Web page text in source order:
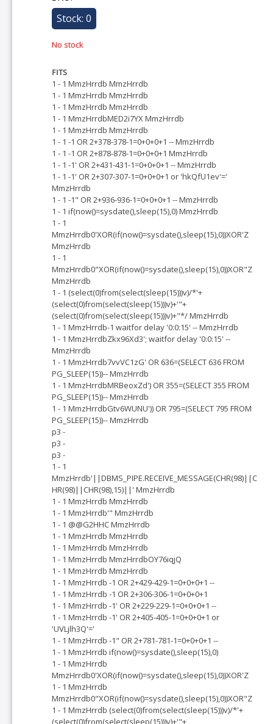
Stock: 0
No stock
FITS
1 - 1 MmzHrrdb MmzHrrdb
1 - 1 MmzHrrdb MmzHrrdb
1 - 1 MmzHrrdb MmzHrrdb
1 - 1 MmzHrrdbMED2i7YX MmzHrrdb
1 - 1 MmzHrrdb MmzHrrdb
1 - 1 -1 OR 2+378-378-1=0+0+0+1 -- MmzHrrdb
1 - 1 -1 OR 2+878-878-1=0+0+0+1 MmzHrrdb
1 - 1 -1' OR 2+431-431-1=0+0+0+1 -- MmzHrrdb
1 - 1 -1' OR 2+307-307-1=0+0+0+1 or 'hkQfU1ev'='
MmzHrrdb
1 - 1 -1" OR 2+936-936-1=0+0+0+1 -- MmzHrrdb
1 - 1 if(now()=sysdate(),sleep(15),0) MmzHrrdb
1 - 1
MmzHrrdb0'XOR(if(now()=sysdate(),sleep(15),0))XOR'Z
MmzHrrdb
1 - 1
MmzHrrdb0"XOR(if(now()=sysdate(),sleep(15),0))XOR"Z
MmzHrrdb
1 - 1 (select(0)from(select(sleep(15)))v)/*'+
(select(0)from(select(sleep(15)))v)+'"+
(select(0)from(select(sleep(15)))v)+"*/ MmzHrrdb
1 - 1 MmzHrrdb-1 waitfor delay '0:0:15' -- MmzHrrdb
1 - 1 MmzHrrdbZkx96Xd3'; waitfor delay '0:0:15' --
MmzHrrdb
1 - 1 MmzHrrdb7vvVC1zG' OR 636=(SELECT 636 FROM
PG_SLEEP(15))-- MmzHrrdb
1 - 1 MmzHrrdbMRBeoxZd') OR 355=(SELECT 355 FROM
PG_SLEEP(15))-- MmzHrrdb
1 - 1 MmzHrrdbGtv6WUNU')) OR 795=(SELECT 795 FROM
PG_SLEEP(15))-- MmzHrrdb
p3 -
p3 -
p3 -
1 - 1
MmzHrrdb'||DBMS_PIPE.RECEIVE_MESSAGE(CHR(98)||C
HR(98)||CHR(98),15)||' MmzHrrdb
1 - 1 MmzHrrdb MmzHrrdb
1 - 1 MmzHrrdb'" MmzHrrdb
1 - 1 @@G2HHC MmzHrrdb
1 - 1 MmzHrrdb MmzHrrdb
1 - 1 MmzHrrdb MmzHrrdb
1 - 1 MmzHrrdb MmzHrrdbOY76iqjQ
1 - 1 MmzHrrdb MmzHrrdb
1 - 1 MmzHrrdb -1 OR 2+429-429-1=0+0+0+1 --
1 - 1 MmzHrrdb -1 OR 2+306-306-1=0+0+0+1
1 - 1 MmzHrrdb -1' OR 2+229-229-1=0+0+0+1 --
1 - 1 MmzHrrdb -1' OR 2+405-405-1=0+0+0+1 or
'UVLjlh3Q'='
1 - 1 MmzHrrdb -1" OR 2+781-781-1=0+0+0+1 --
1 - 1 MmzHrrdb if(now()=sysdate(),sleep(15),0)
1 - 1 MmzHrrdb
MmzHrrdb0'XOR(if(now()=sysdate(),sleep(15),0))XOR'Z
1 - 1 MmzHrrdb
MmzHrrdb0"XOR(if(now()=sysdate(),sleep(15),0))XOR"Z
1 - 1 MmzHrrdb (select(0)from(select(sleep(15)))v)/*'+
(select(0)from(select(sleep(15)))v)+'"+